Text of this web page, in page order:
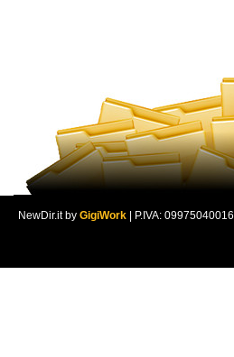
NewDir.it by GigiWork | P.IVA: 09975040016